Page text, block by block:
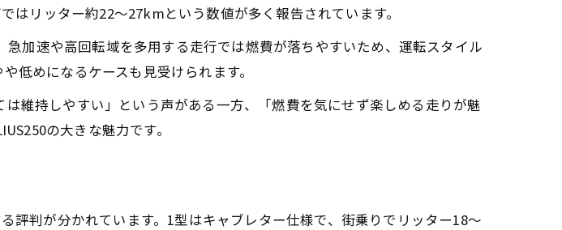
リッター約22〜27kmという数値が多く報告されています。
加速や高回転域を多用する走行では燃費が落ちやすいため、運転スタイル
低めになるケースも見受けられます。
維持しやすい」という声がある一方、「燃費を気にせず楽しめる走りが魅
の大きな魅力です。
判が分かれています。1型はキャブレター仕様で、街乗りでリッター18〜